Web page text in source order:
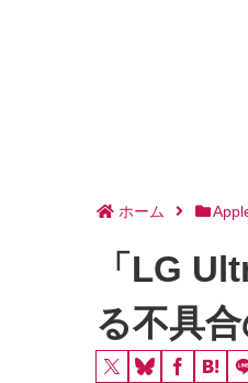
ホーム
「LG
る不具